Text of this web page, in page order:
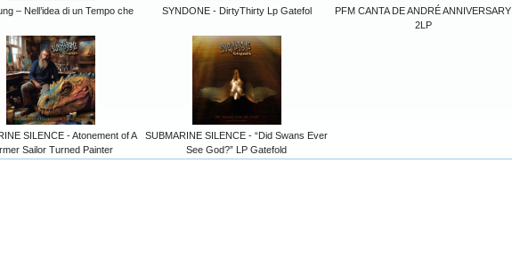
– Nell’idea di un Tempo che SYNDONE - DirtyThirty Lp Gatefol
PFM CANTA DE ANDRÉ ANNIVERSARY
2LP
SILENCE - Atonement of A
Sailor Turned Painter
SUBMARINE SILENCE - “Did Swans Ever
See God?” LP Gatefold